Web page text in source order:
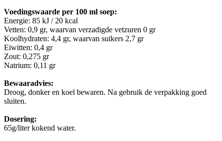
Voedingswaarde per 100 ml soep:
Energie: 85 kJ / 20 kcal
Vetten: 0,9 gr, waarvan verzadigde vetzuren 0 gr
Koolhydraten: 4,4 gr, waarvan suikers 2,7 gr
Eiwitten: 0,4 gr
Zout: 0,275 gr
Natrium: 0,11 gr
Bewaaradvies:
Droog, donker en koel bewaren. Na gebruik de verpakking goed
sluiten.
Dosering:
65g/liter kokend water.